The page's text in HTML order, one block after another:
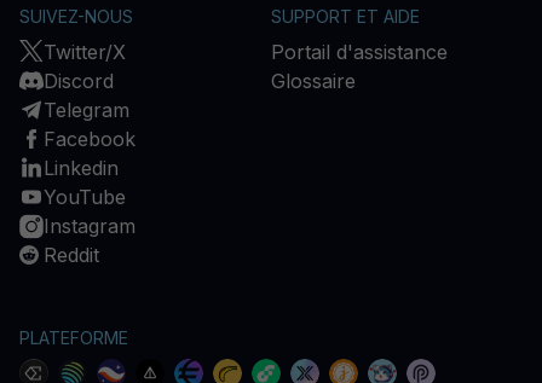
SUIVEZ-NOUS
Twitter/X
Discord
Telegram
Facebook
Linkedin
YouTube
Instagram
Reddit
SUPPORT ET AIDE
Portail d'assistance
Glossaire
PLATEFORME